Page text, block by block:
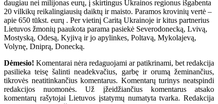
daugiau nei milijonas eurų, į skirtingus Ukrainos regionus išgabenta
20 vilkikų reikalingiausių daiktų ir maisto. Paramos krovinių vertė –
apie 650 tūkst. eurų . Per vietinį Caritą Ukrainoje ir kitus partnerius
Lietuvos žmonių paaukota parama pasiekė Severodonecką, Lvivą,
Mostyską, Odesą, Kyjivą ir jo apylinkes, Poltavą, Mykolajevą,
Volynę, Dniprą, Donecką.
Dėmesio! Komentarai nėra redaguojami ar patikrinami, bet redakcija
pasilieka teisę šalinti neadekvačius, garbę ir orumą žeminančius,
tikrovės neatitinkančius komentarus. Komentarų turinys neatspindi
redakcijos nuomonės. Už įžeidžiančius komentarus atsako
komentarų rašytojai Lietuvos įstatymų numatyta tvarka. Redakcija